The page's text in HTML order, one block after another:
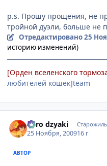
p.s. Прошу прощения, не
тройной дуэли, больше не
Отредактировано25
историю изменений)
[Орден вселенского
любителей кошек]team
niiro dzyaki
25 Ноября, 200916 г
АВТОР